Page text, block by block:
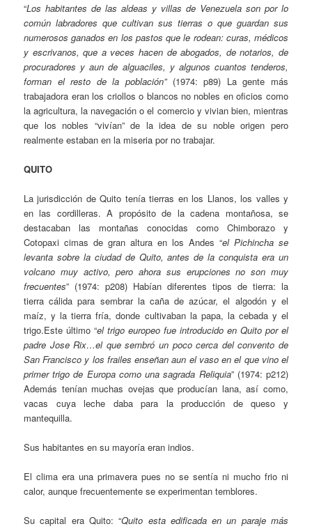
“Los habitantes de las aldeas y villas de Venezuela son por lo
común labradores que cultivan sus tierras o que guardan sus
numerosos ganados en los pastos que le rodean: curas, médicos
y escrivanos, que a veces hacen de abogados, de notarios, de
procuradores y aun de alguaciles, y algunos cuantos tenderos,
forman el resto de la población”(1974: p89) La gente más
trabajadora eran los criollos o blancos no nobles en oficios como
la agricultura, la navegación o el comercio y vivian bien, mientras
que los nobles “vivían” de la idea de su noble origen pero
realmente estaban en la miseria por no trabajar.
QUITO
La jurisdicción de Quito tenía tierras en los Llanos, los valles y
en las cordilleras. A propósito de la cadena montañosa, se
destacaban las montañas conocidas como Chimborazo y
Cotopaxi cimas de gran altura en los Andes “el Pichincha se
levanta sobre la ciudad de Quito, antes de la conquista era un
volcano muy activo, pero ahora sus erupciones no son muy
frecuentes” (1974: p208) Habían diferentes tipos de tierra: la
tierra cálida para sembrar la caña de azúcar, el algodón y el
maíz, y la tierra fría, donde cultivaban la papa, la cebada y el
trigo.Este último “el trigo europeo fue introducido en Quito por el
padre Jose Rix…el que sembró un poco cerca del convento de
San Francisco y los frailes enseñan aun el vaso en el que vino el
primer trigo de Europa como una sagrada Reliquia” (1974: p212)
Además tenían muchas ovejas que producían lana, así como,
vacas cuya leche daba para la producción de queso y
mantequilla.
Sus habitantes en su mayoría eran indios.
El clima era una primavera pues no se sentía ni mucho frio ni
calor, aunque frecuentemente se experimentan temblores.
Su capital era Quito: “Quito esta edificada en un paraje más